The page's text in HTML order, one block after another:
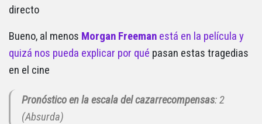
directo
Bueno, al menos Morgan Freeman está en la película y
quizá nos pueda explicar por qué pasan estas tragedias
en el cine
Pronóstico en la escala del cazarrecompensas: 2
(Absurda)